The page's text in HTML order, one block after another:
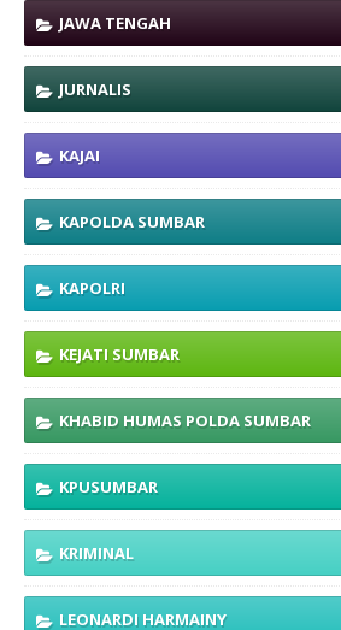
JAWA TENGAH
JURNALIS
KAJAI
KAPOLDA SUMBAR
KAPOLRI
KEJATI SUMBAR
KHABID HUMAS POLDA SUMBAR
KPUSUMBAR
KRIMINAL
LEONARDI HARMAINY